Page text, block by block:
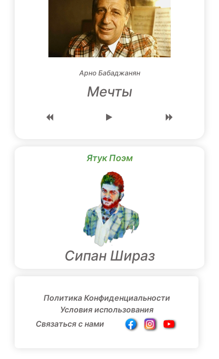
Арно Бабаджанян
Mечты
Ятук Поэм
Сипан Шираз
Политика Конфиденциальности
Условия использования
Связаться с нами